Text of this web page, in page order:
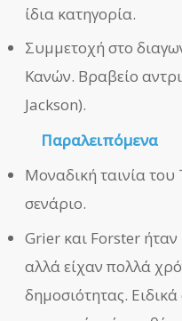
ίδια κατηγορία.
Συμμετοχή στο
Κανών. Βραβείο
Jackson).
Παραλειπόμενα
Μοναδική ταινία
σενάριο.
Grier και Forster ήταν
αλλά είχαν πολλά
δημοσιότητας.